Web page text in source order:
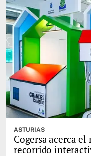
ASTURIAS
Cogersa acerca
recorrido